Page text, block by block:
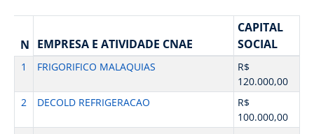
N EMPRESA E ATIVIDADE CNAE
CAPITAL
SOCIAL
1 FRIGORIFICO MALAQUIAS
R$
120.000,00
2
DECOLD REFRIGERACAO
R$
100.000,00